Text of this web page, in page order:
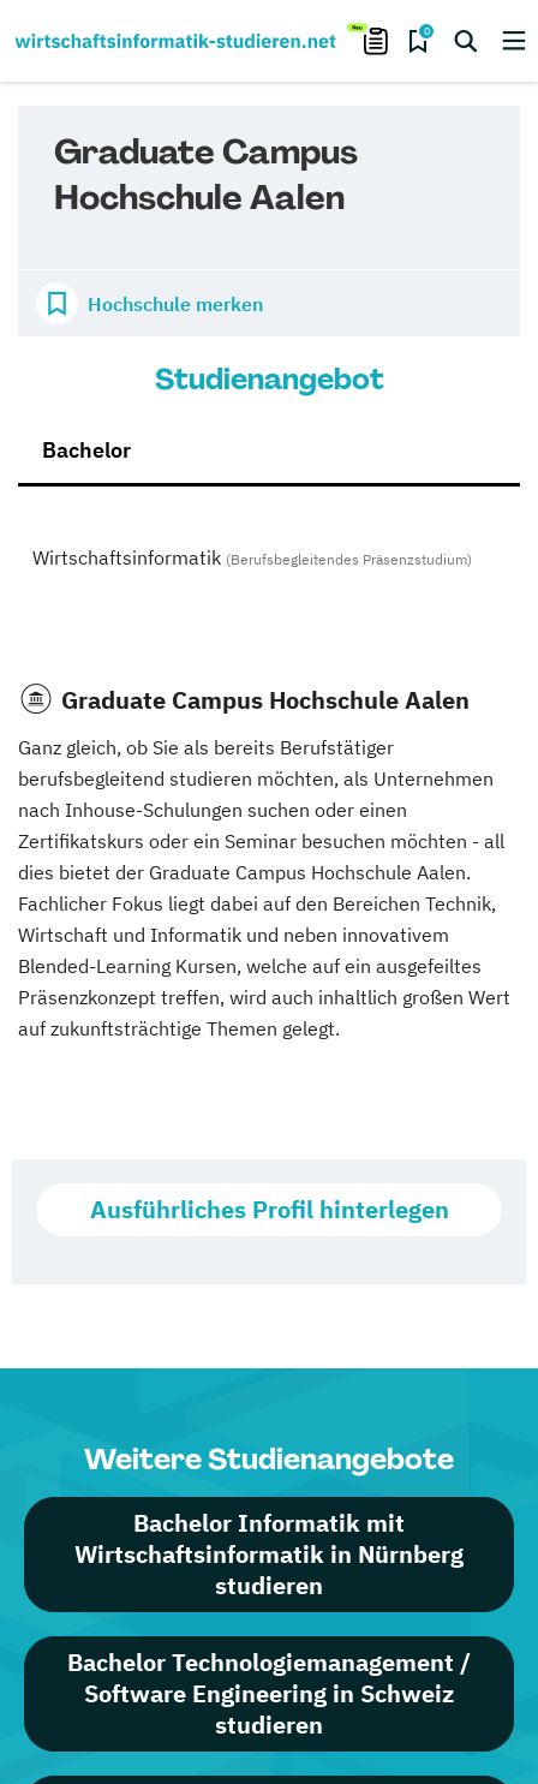
0
Graduate Campus
Hochschule Aalen
Hochschule merken
Studienangebot
Bachelor
Wirtschaftsinformatik (Berufsbegleitendes Präsenzstudium)
Graduate Campus Hochschule Aalen
Ganz gleich, ob Sie als bereits Berufstätiger
berufsbegleitend studieren möchten, als Unternehmen
nach Inhouse-Schulungen suchen oder einen
Zertifikatskurs oder ein Seminar besuchen möchten - all
dies bietet der Graduate Campus Hochschule Aalen.
Fachlicher Fokus liegt dabei auf den Bereichen Technik,
Wirtschaft und Informatik und neben innovativem
Blended-Learning Kursen, welche auf ein ausgefeiltes
Präsenzkonzept treffen, wird auch inhaltlich großen Wert
auf zukunftsträchtige Themen gelegt.
Ausführliches Profil hinterlegen
Weitere Studienangebote
Bachelor Informatik mit
Wirtschaftsinformatik in Nürnberg
studieren
Bachelor Technologiemanagement /
Software Engineering in Schweiz
studieren